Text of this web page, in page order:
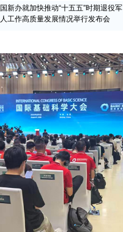
国新办就加快推动“十五五”时期退役军
人工作高质量发展情况举行发布会